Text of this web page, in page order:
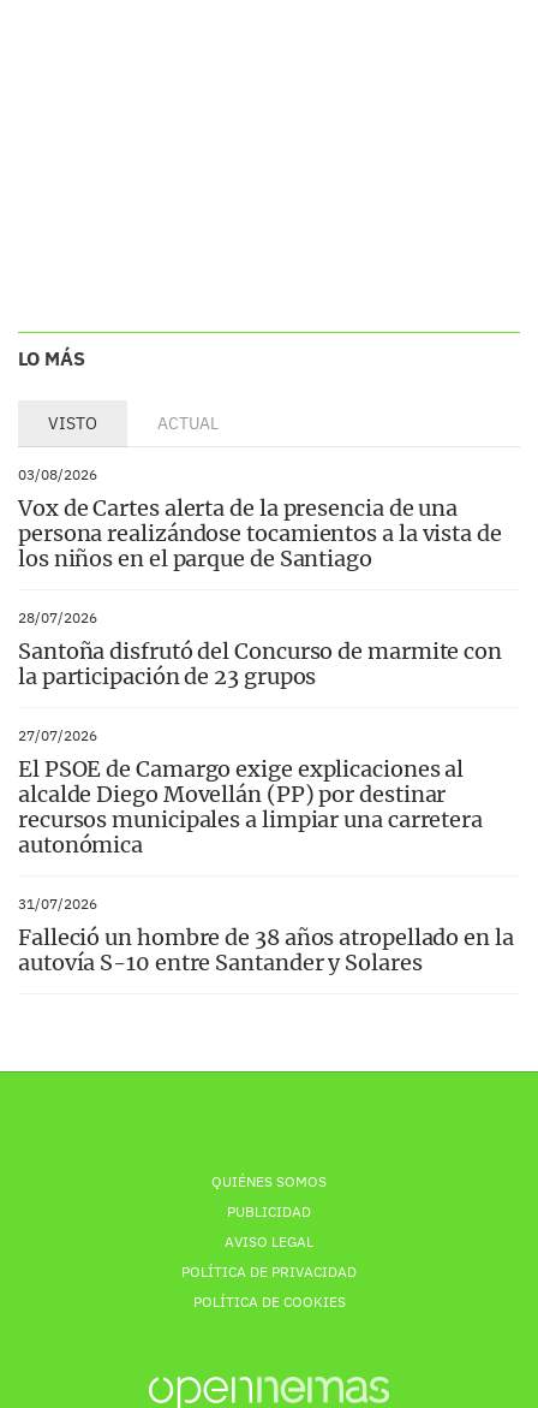
LO MÁS
VISTO ACTUAL
03/08/2026
Vox de Cartes alerta de la presencia de una
persona realizándose tocamientos a la vista de
los niños en el parque de Santiago
28/07/2026
Santoña disfrutó del Concurso de marmite con
la participación de 23 grupos
27/07/2026
El PSOE de Camargo exige explicaciones al
alcalde Diego Movellán (PP) por destinar
recursos municipales a limpiar una carretera
autonómica
31/07/2026
Falleció un hombre de 38 años atropellado en la
autovía S-10 entre Santander y Solares
QUIÉNES SOMOS
PUBLICIDAD
AVISO LEGAL
POLÍTICA DE PRIVACIDAD
POLÍTICA DE COOKIES